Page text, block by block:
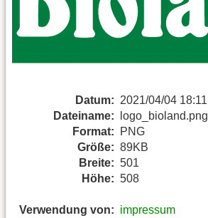
Datum: 2021/04/04 18:11
Dateiname:
logo_bioland.png
Format:
PNG
Größe: 89KB
Breite: 501
Höhe: 508
Verwendung von: impressum